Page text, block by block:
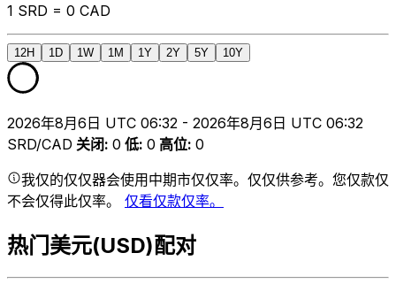
1 SRD = 0 CAD
12H 1D 1W 1M 1Y 2Y 5Y 10Y
2026年8月6日 UTC 06:32 - 2026年8月6日 UTC 06:32
SRD/CAD 关闭: 0 低: 0 高位: 0
我仅的仅仅器会使用中期市仅仅率。仅仅供参考。您仅款仅
不会仅得此仅率。 仅看仅款仅率。
热门美元(USD)配对